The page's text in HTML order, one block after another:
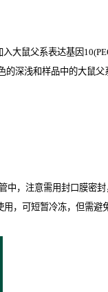
大鼠父系表达基因
深浅和样品中的大鼠父
中，注意需用封口膜密
，可短暂冷冻，但需避